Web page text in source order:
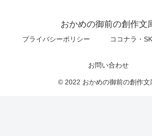
おかめの御前の創作文
プライバシーポリシー
ココナラ・
お問い合わせ
© 2022 おかめの御前の創作文